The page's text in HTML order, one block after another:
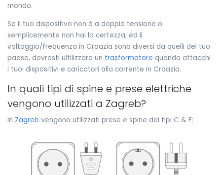
mondo.
Se il tuo dispositivo non è a doppia tensione o
semplicemente non hai la certezza, ed il
voltaggio/frequenza in Croazia sono diversi da quelli del tuo
paese, dovresti ultilizzare un trasformatore quando attacchi
i tuoi dispositivi e caricatori alla corrente in Croazia.
In quali tipi di spine e prese elettriche
vengono utilizzati a Zagreb?
In Zagreb vengono utilizzati prese e spine dei tipi C & F: